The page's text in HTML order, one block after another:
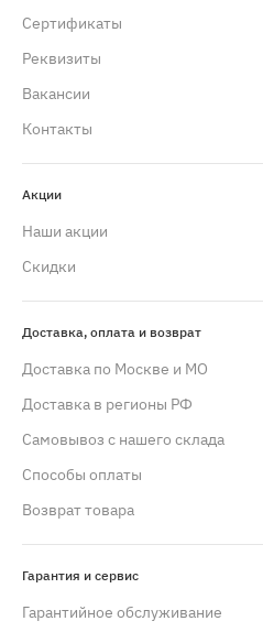
Сертификаты
Реквизиты
Вакансии
Контакты
Акции
Наши акции
Скидки
Доставка, оплата и возврат
Доставка по Москве и МО
Доставка в регионы РФ
Самовывоз с нашего склада
Способы оплаты
Возврат товара
Гарантия и сервис
Гарантийное обслуживание